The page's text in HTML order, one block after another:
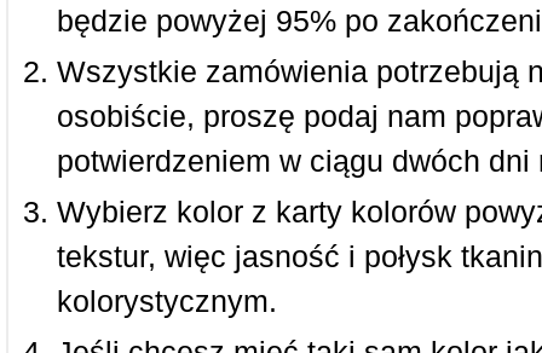
będzie powyżej 95% po
Wszystkie zamówienia potrzebują
osobiście, proszę podaj nam
potwierdzeniem w ciągu dwóch dni
Wybierz kolor z karty kolorów
tekstur, więc jasność i połysk
kolorystycznym.